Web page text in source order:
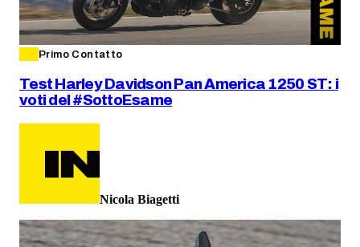
Primo Contatto
Test Harley Davidson Pan America 1250 ST: i
voti del #SottoEsame
Nicola Biagetti